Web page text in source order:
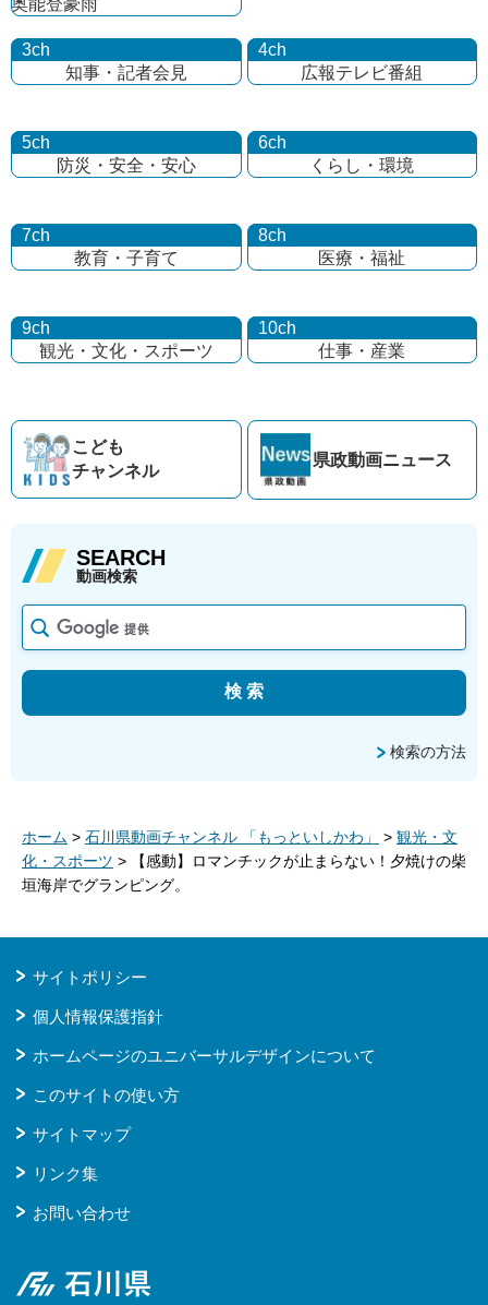
奥能登豪雨
3ch
知事・記者会見
4ch
広報テレビ番組
5ch
防災・安全・安心
6ch
くらし・環境
7ch
教育・子育て
8ch
医療・福祉
9ch
観光・文化・ スポーツ
10ch
仕事・産業
こども
チャンネル
県政動画ニュース
SEARCH
動画検索
検索の方法
ホーム > 石川県動画チャンネル 「もっといしかわ」 > 観光・文
化・スポーツ > 【感動】ロマンチックが止まらない！夕焼けの柴
垣海岸でグランピング。
サイトポリシー
個人情報保護指針
ホームページのユニバーサルデザインについて
このサイトの使い方
サイトマップ
リンク集
お問い合わせ
石川県